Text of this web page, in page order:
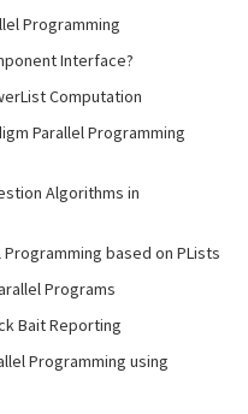
Programming
Interface?
Computation
Parallel Programming
Algorithms in
based on PLists
Programs
Bait Reporting
Programming using